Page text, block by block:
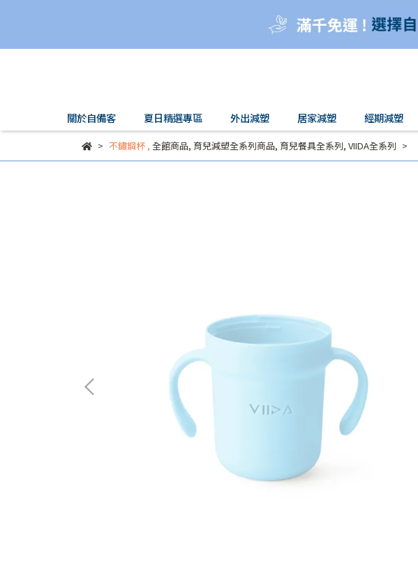
關於自備客 夏日精選專區 外出減塑 居家減塑 經期減塑
不鏽鋼杯, 全館商品, 育兒減塑全系列商品, 育兒餐具全系列, VIIDA全系列